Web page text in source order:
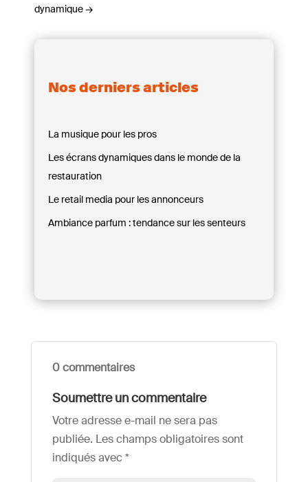
dynamique→
Nos derniers articles
La musique pour les pros
Les écrans dynamiques dans le monde de la
restauration
Le retail media pour les annonceurs
Ambiance parfum : tendance sur les senteurs
0 commentaires
Soumettre un commentaire
Votre adresse e-mail ne sera pas
publiée. Les champs obligatoires sont
indiqués avec*